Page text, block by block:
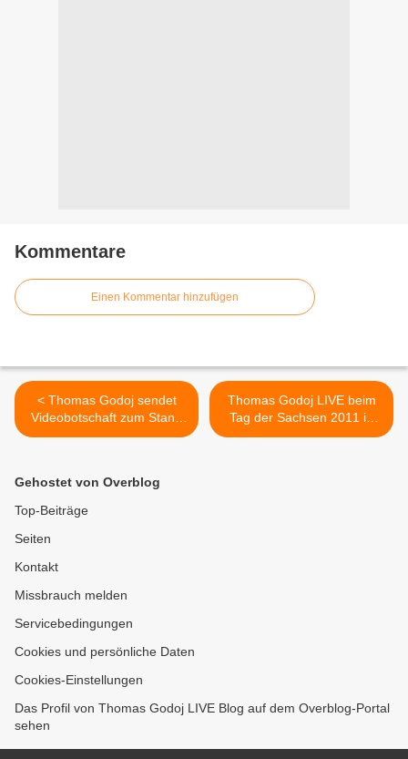
Kommentare
Einen Kommentar hinzufügen
< Thomas Godoj sendet
Videobotschaft zum Stand
Up Pfestival Pforzheim
Thomas Godoj LIVE beim
Tag der Sachsen 2011 in
Kamenz >
Gehostet von Overblog
Top-Beiträge
Seiten
Kontakt
Missbrauch melden
Servicebedingungen
Cookies und persönliche Daten
Cookies-Einstellungen
Das Profil von Thomas Godoj LIVE Blog auf dem Overblog-Portal
sehen